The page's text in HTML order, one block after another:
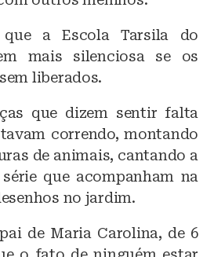
a Escola Tarsila do
mais silenciosa se os
liberados.
que dizem sentir falta
correndo, montando
de animais, cantando a
que acompanham na
no jardim.
de Maria Carolina, de 6